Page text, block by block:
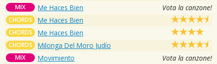
MIX Me Haces Bien Vota la canzone!
CHORDS Me Haces Bien
CHORDS Me Haces Bien
CHORDS Milonga Del Moro Judío
MIX Movimiento Vota la canzone!